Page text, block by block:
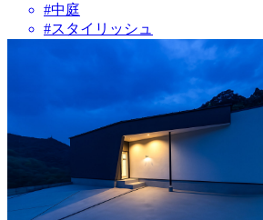
#中庭
#スタイリッシュ